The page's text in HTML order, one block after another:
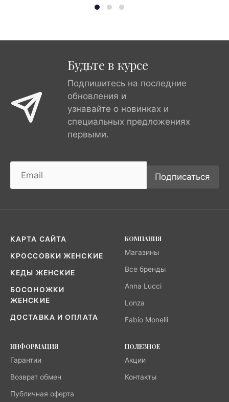
Будьте в курсе
Подпишитесь на последние
обновления и
узнавайте о новинках и
специальных предложениях
первыми.
Подписаться
КАРТА САЙТА
КРОССОВКИ ЖЕНСКИЕ
КЕДЫ ЖЕНСКИЕ
БОСОНОЖКИ
ЖЕНСКИЕ
ДОСТАВКА И ОПЛАТА
КОМПАНИЯ
Магазины
Все бренды
Anna Lucci
Lonza
Fabio Monelli
ИНФОРМАЦИЯ
Гарантии
Возврат обмен
Публичная оферта
ПОЛЕЗНОЕ
Акции
Контакты